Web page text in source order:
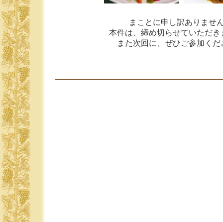
まことに申し訳ありませ
本件は、締め切らせていただき
また次回に、ぜひご参加くだ